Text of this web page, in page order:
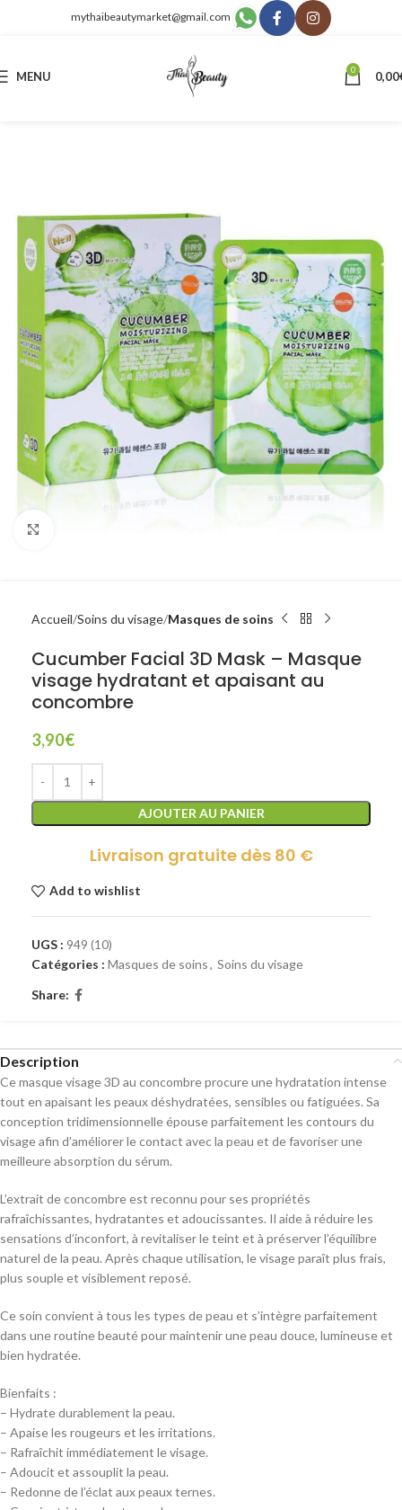
mythaibeautymarket@gmail.com
MENU 0 0,00
Accueil Soins du visage Masques de soins
Cucumber Facial 3D Mask – Masque
visage hydratant et apaisant au
concombre
3,90€
AJOUTER AU PANIER
Livraison gratuite dès 80 €
Add to wishlist
UGS : 949 (10)
Catégories : Masques de soins, Soins du visage
Share:
Description
Ce masque visage 3D au concombre procure une hydratation intense
tout en apaisant les peaux déshydratées, sensibles ou fatiguées. Sa
conception tridimensionnelle épouse parfaitement les contours du
visage afin d’améliorer le contact avec la peau et de favoriser une
meilleure absorption du sérum.
L’extrait de concombre est reconnu pour ses propriétés
rafraîchissantes, hydratantes et adoucissantes. Il aide à réduire les
sensations d’inconfort, à revitaliser le teint et à préserver l’équilibre
naturel de la peau. Après chaque utilisation, le visage paraît plus frais,
plus souple et visiblement reposé.
Ce soin convient à tous les types de peau et s’intègre parfaitement
dans une routine beauté pour maintenir une peau douce, lumineuse et
bien hydratée.
Bienfaits :
– Hydrate durablement la peau.
– Apaise les rougeurs et les irritations.
– Rafraîchit immédiatement le visage.
– Adoucit et assouplit la peau.
– Redonne de l’éclat aux peaux ternes.